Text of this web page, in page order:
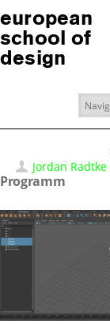
european
school of
design
Jordan Radtke
Programm